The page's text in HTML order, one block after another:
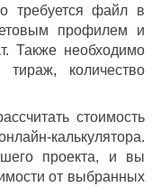
требуется файл в
профилем и
Также необходимо
количество
стоимость
калькулятора.
проекта, и вы
от выбранных